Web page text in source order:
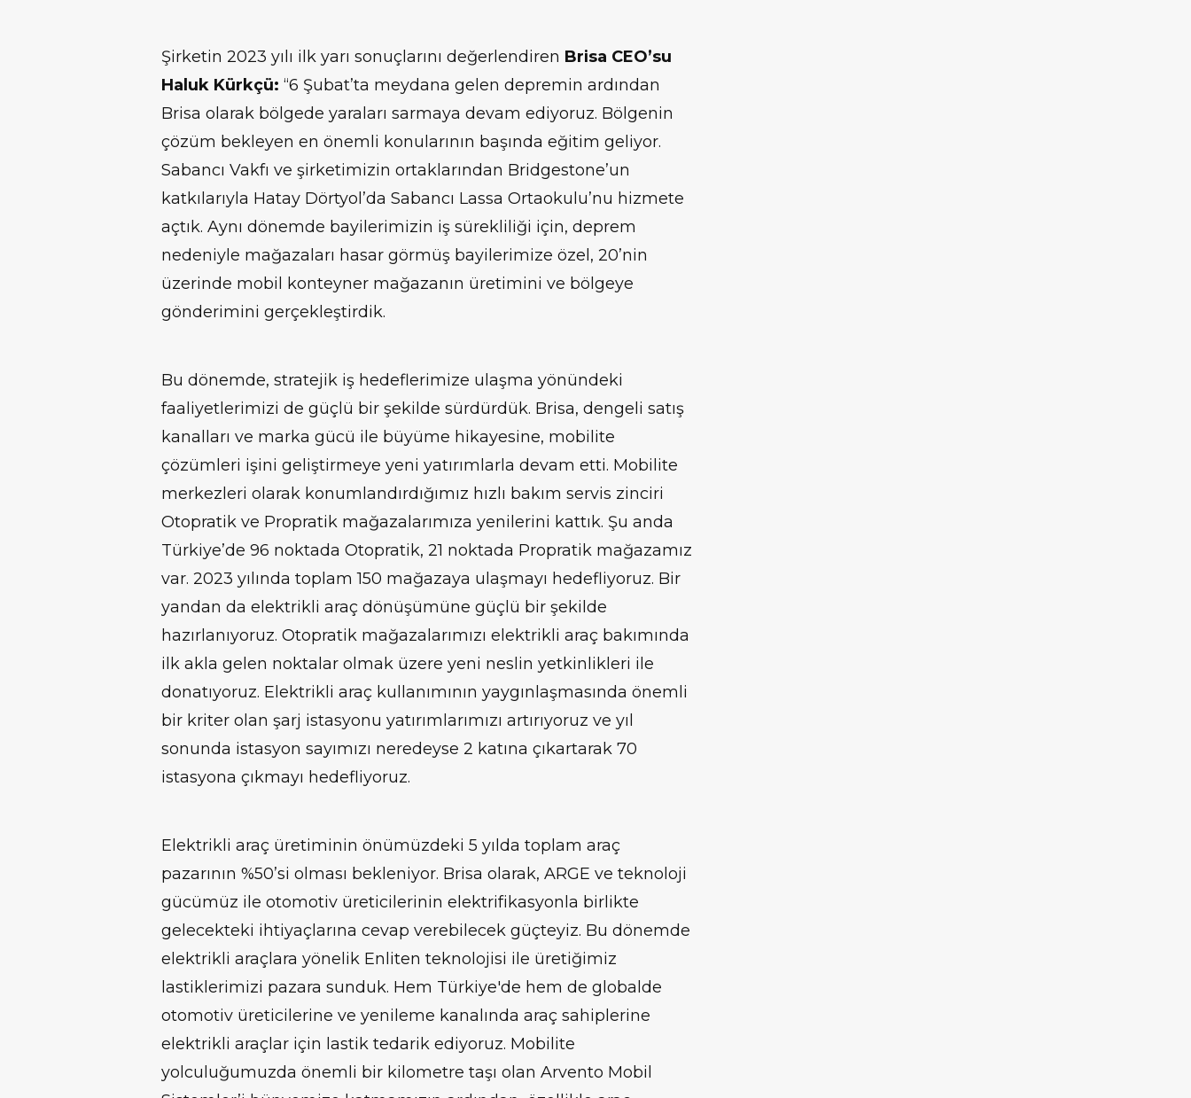
Şirketin 2023 yılı ilk yarı sonuçlarını değerlendiren Brisa CEO’su
Haluk Kürkçü: “6 Şubat’ta meydana gelen depremin ardından
Brisa olarak bölgede yaraları sarmaya devam ediyoruz. Bölgenin
çözüm bekleyen en önemli konularının başında eğitim geliyor.
Sabancı Vakfı ve şirketimizin ortaklarından Bridgestone’un
katkılarıyla Hatay Dörtyol’da Sabancı Lassa Ortaokulu’nu hizmete
açtık. Aynı dönemde bayilerimizin iş sürekliliği için, deprem
nedeniyle mağazaları hasar görmüş bayilerimize özel, 20’nin
üzerinde mobil konteyner mağazanın üretimini ve bölgeye
gönderimini gerçekleştirdik.
Bu dönemde, stratejik iş hedeflerimize ulaşma yönündeki
faaliyetlerimizi de güçlü bir şekilde sürdürdük. Brisa, dengeli satış
kanalları ve marka gücü ile büyüme hikayesine, mobilite
çözümleri işini geliştirmeye yeni yatırımlarla devam etti. Mobilite
merkezleri olarak konumlandırdığımız hızlı bakım servis zinciri
Otopratik ve Propratik mağazalarımıza yenilerini kattık. Şu anda
Türkiye’de 96 noktada Otopratik, 21 noktada Propratik mağazamız
var. 2023 yılında toplam 150 mağazaya ulaşmayı hedefliyoruz. Bir
yandan da elektrikli araç dönüşümüne güçlü bir şekilde
hazırlanıyoruz. Otopratik mağazalarımızı elektrikli araç bakımında
ilk akla gelen noktalar olmak üzere yeni neslin yetkinlikleri ile
donatıyoruz. Elektrikli araç kullanımının yaygınlaşmasında önemli
bir kriter olan şarj istasyonu yatırımlarımızı artırıyoruz ve yıl
sonunda istasyon sayımızı neredeyse 2 katına çıkartarak 70
istasyona çıkmayı hedefliyoruz.
Elektrikli araç üretiminin önümüzdeki 5 yılda toplam araç
pazarının %50’si olması bekleniyor. Brisa olarak, ARGE ve teknoloji
gücümüz ile otomotiv üreticilerinin elektrifikasyonla birlikte
gelecekteki ihtiyaçlarına cevap verebilecek güçteyiz. Bu dönemde
elektrikli araçlara yönelik Enliten teknolojisi ile üretiğimiz
lastiklerimizi pazara sunduk. Hem Türkiye'de hem de globalde
otomotiv üreticilerine ve yenileme kanalında araç sahiplerine
elektrikli araçlar için lastik tedarik ediyoruz. Mobilite
yolculuğumuzda önemli bir kilometre taşı olan Arvento Mobil